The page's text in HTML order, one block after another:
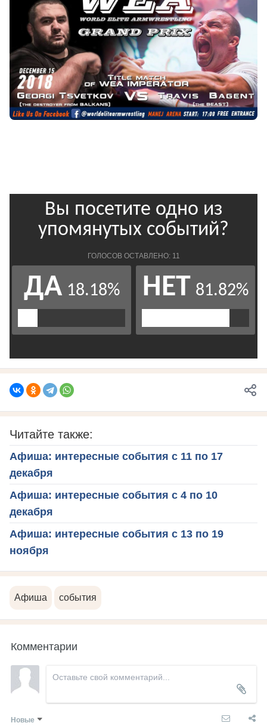
Читайте также:
Афиша: интересные события с 11 по 17
декабря
Афиша: интересные события с 4 по 10
декабря
Афиша: интересные события с 13 по 19
ноября
Афиша события
Комментарии
Новые